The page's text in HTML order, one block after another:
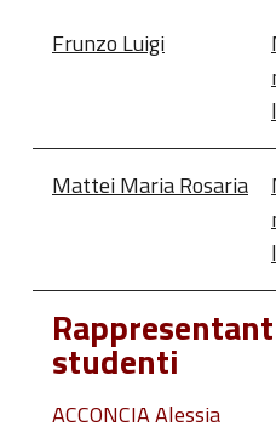
Frunzo Luigi
Mattei Maria Rosaria
studenti
ACCONCIA Alessia